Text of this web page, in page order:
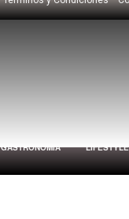
GASTRONOMÍA LIFESTYLE